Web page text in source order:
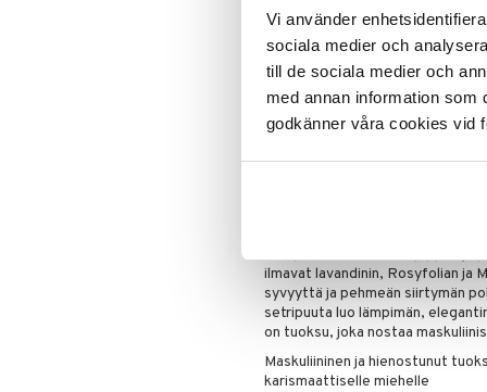
Vi använder
sociala medier och
till de sociala medier och
med annan information som
godkänner våra cookies vid
Tarjous
Tuotetieto
Michael Kors Pour Homme
Julkaisu
Tuoksuperhe:Aromaattinen –
Michael Kors Pour Homme
miehen hienostuneen
Tuoksu avautuu virkistävillä
ilmavat lavandinin, Rosyfolian ja
syvyyttä ja pehmeän siirtymän
setripuuta luo lämpimän,
on tuoksu, joka nostaa
Maskuliininen ja hienostunut
karismaattiselle miehelle